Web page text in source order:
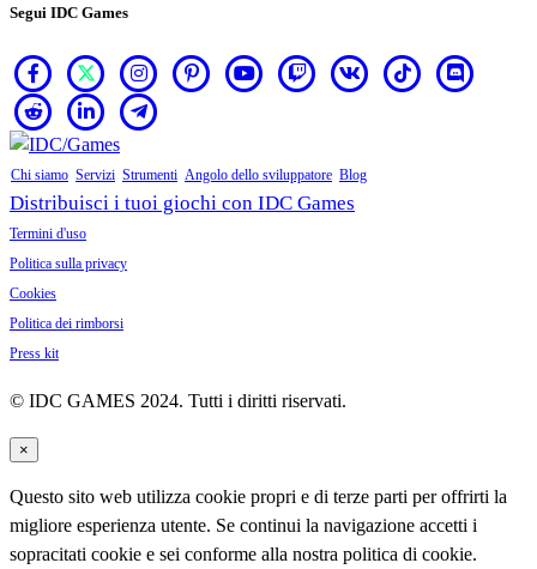
Segui IDC Games
Chi siamo Servizi Strumenti Angolo dello sviluppatore Blog
Distribuisci i tuoi giochi con IDC Games
Termini d'uso
Politica sulla privacy
Cookies
Politica dei rimborsi
Press kit
© IDC GAMES 2024. Tutti i diritti riservati.
×
Questo sito web utilizza cookie propri e di terze parti per offrirti la
migliore esperienza utente. Se continui la navigazione accetti i
sopracitati cookie e sei conforme alla nostra politica di cookie.